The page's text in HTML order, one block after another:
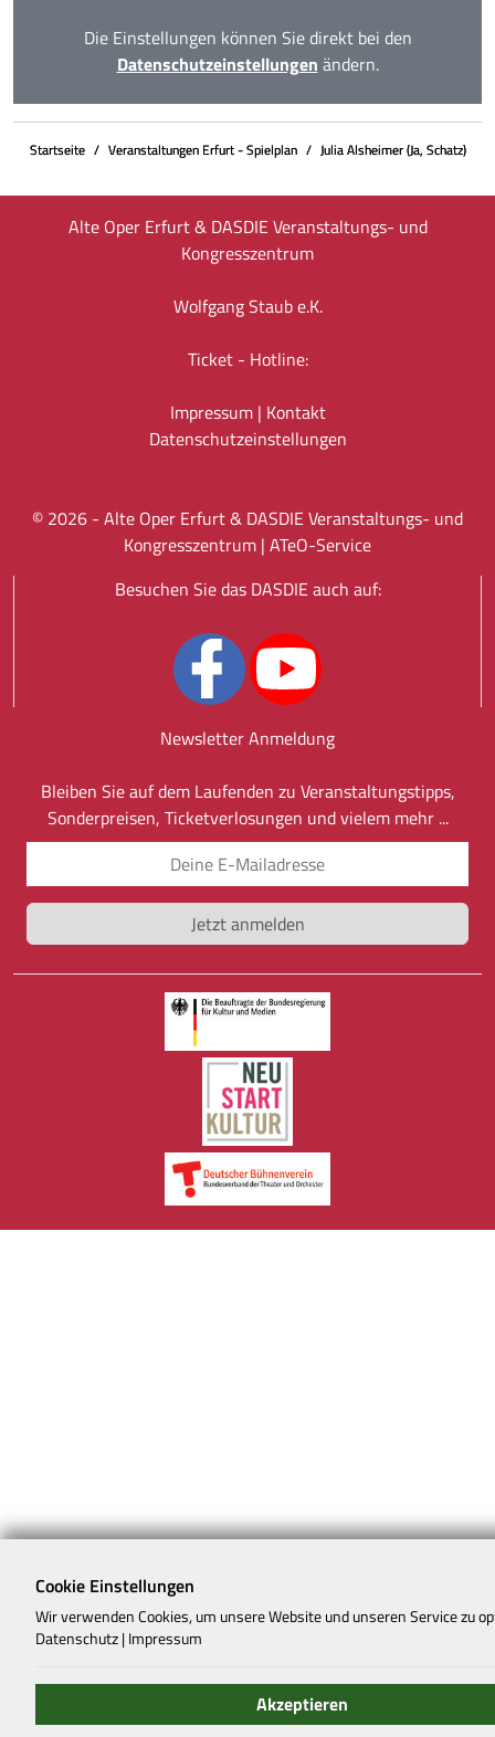
Die Einstellungen können Sie direkt bei den
Datenschutzeinstellungen ändern.
Startseite Veranstaltungen Erfurt - Spielplan Julia Alsheimer (Ja, Schatz)
Alte Oper Erfurt & DASDIE Veranstaltungs- und
Kongresszentrum
Wolfgang Staub e.K.
Ticket - Hotline:
Impressum| Kontakt
Datenschutz­einstellungen
© 2026 - Alte Oper Erfurt & DASDIE Veranstaltungs- und
Kongresszentrum | ATeO-Service
Besuchen Sie das DASDIE auch auf:
Newsletter Anmeldung
Bleiben Sie auf dem Laufenden zu Veranstaltungstipps,
Sonderpreisen, Ticketverlosungen und vielem mehr ...
Cookie Einstellungen
Wir verwenden Cookies, um unsere Website und unseren Service zu
Datenschutz | Impressum
Akzeptieren